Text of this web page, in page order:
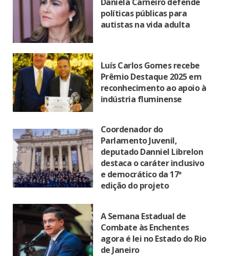
políticas públicas para
autistas na vida adulta
Luís Carlos Gomes recebe
Prêmio Destaque 2025 em
reconhecimento ao apoio à
indústria fluminense
Coordenador do
Parlamento Juvenil,
deputado Danniel Librelon
destaca o caráter inclusivo
e democrático da 17ª
edição do projeto
A Semana Estadual de
Combate às Enchentes
agora é lei no Estado do Rio
de Janeiro